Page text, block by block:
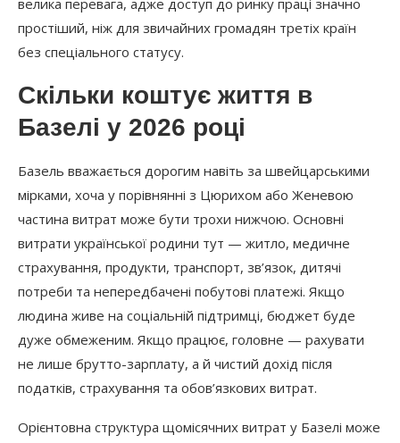
велика перевага, адже доступ до ринку праці значно
простіший, ніж для звичайних громадян третіх країн
без спеціального статусу.
Скільки коштує життя в
Базелі у 2026 році
Базель вважається дорогим навіть за швейцарськими
мірками, хоча у порівнянні з Цюрихом або Женевою
частина витрат може бути трохи нижчою. Основні
витрати української родини тут — житло, медичне
страхування, продукти, транспорт, зв’язок, дитячі
потреби та непередбачені побутові платежі. Якщо
людина живе на соціальній підтримці, бюджет буде
дуже обмеженим. Якщо працює, головне — рахувати
не лише брутто-зарплату, а й чистий дохід після
податків, страхування та обов’язкових витрат.
Орієнтовна структура щомісячних витрат у Базелі може